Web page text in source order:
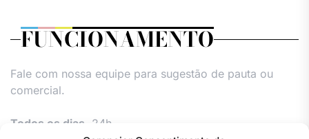
FUNCIONAMENTO
Fale com nossa equipe para sugestão de pauta ou
comercial.
Todos os dias, 24h.